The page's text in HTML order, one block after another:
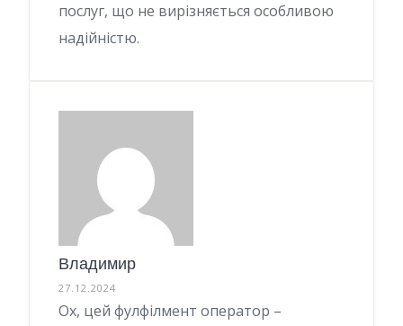
послуг, що не вирізняється особливою
надійністю.
Владимир
27.12.2024
Ох, цей фулфілмент оператор –